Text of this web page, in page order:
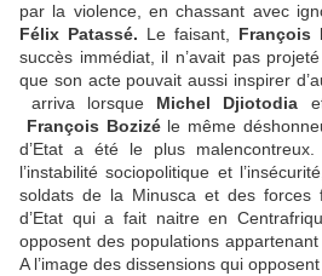
par la violence, en chassant avec
Félix Patassé. Le faisant, François
succès immédiat, il n’avait pas
que son acte pouvait aussi inspirer
arriva lorsque Michel Djiotodia
François Bozizéle même
d’Etat a été le plus
l’instabilité sociopolitique et
soldats de la Minusca et des forces
d’Etat qui a fait naitre en
opposent des populations
A l’image des dissensions qui